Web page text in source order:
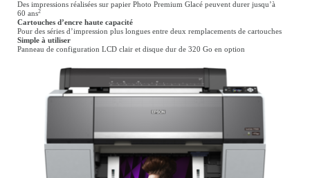
Des impressions réalisées sur papier Photo Premium Glacé peuvent durer jusqu’à
60 ans2
Cartouches d’encre haute capacité
Pour des séries d’impression plus longues entre deux remplacements de cartouches
Simple à utiliser
Panneau de configuration LCD clair et disque dur de 320 Go en option